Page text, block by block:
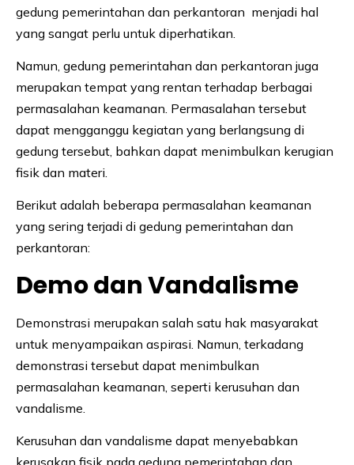
gedung pemerintahan dan perkantoran menjadi hal
yang sangat perlu untuk diperhatikan.
Namun, gedung pemerintahan dan perkantoran juga
merupakan tempat yang rentan terhadap berbagai
permasalahan keamanan. Permasalahan tersebut
dapat mengganggu kegiatan yang berlangsung di
gedung tersebut, bahkan dapat menimbulkan kerugian
fisik dan materi.
Berikut adalah beberapa permasalahan keamanan
yang sering terjadi di gedung pemerintahan dan
perkantoran:
Demo dan Vandalisme
Demonstrasi merupakan salah satu hak masyarakat
untuk menyampaikan aspirasi. Namun, terkadang
demonstrasi tersebut dapat menimbulkan
permasalahan keamanan, seperti kerusuhan dan
vandalisme.
Kerusuhan dan vandalisme dapat menyebabkan